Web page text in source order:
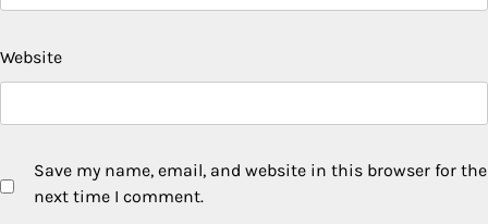
Website
Save my name, email, and website in this browser for the
next time I comment.